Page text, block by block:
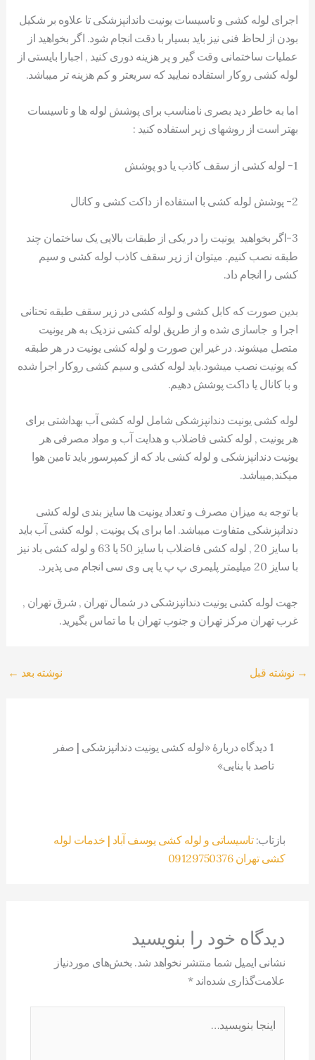
اجرای لوله کشی و تاسیسات یونیت داندانپزشکی تا علاوه بر شکیل
بودن از لحاظ فنی نیز باید بسیار با دقت انجام شود. اگر بخواهید از
عملیات ساختمانی وقت گیر و پر هزینه دوری کنید , اجبارا بایستی از
لوله کشی روکار استفاده نمایید که سریعتر و کم هزینه تر میباشد.
اما به خاطر دید بصری نامناسب برای پوشش لوله ها و تاسیسات
بهتر است از روشهای زیر استفاده کنید :
1- لوله کشی از سقف کاذب یا دو پوشش
2- پوشش لوله کشی با استفاده از داکت کشی و کانال
3-اگر بخواهید یونیت را در یکی از طبقات بالایی یک ساختمان چند
طبقه نصب کنیم. میتوان از زیر سقف کاذب لوله کشی و سیم
کشی را انجام داد.
بدین صورت که کابل کشی و لوله کشی در زیر سقف طبقه تحتانی
اجرا و جاسازی شده و از طریق لوله کشی نزدیک به هر یونیت
متصل میشوند. در غیر این صورت و لوله کشی یونیت در هر طبقه
که یونیت نصب میشود.باید لوله کشی و سیم کشی روکار اجرا شده
و با کانال یا داکت پوشش دهیم.
لوله کشی یونیت دندانپزشکی شامل لوله کشی آب بهداشتی برای
هر یونیت , لوله کشی فاضلاب و هدایت آب و مواد مصرفی هر
یونیت دندانپزشکی و لوله کشی باد که از کمپرسور باید تامین هوا
میکند,میباشد.
با توجه به میزان مصرف و تعداد یونیت ها سایز بندی لوله کشی
دندانپزشکی متفاوت میباشد. اما برای یک یونیت , لوله کشی آب باید
با سایز 20 , لوله کشی فاضلاب با سایز 50 یا 63 و لوله کشی باد نیز
با سایز 20 میلیمتر پلیمری پ پ یا پی وی سی انجام می پذیرد.
جهت لوله کشی یونیت دندانپزشکی در شمال تهران , شرق تهران ,
غرب تهران مرکز تهران و جنوب تهران با ما تماس بگیرید.
→ نوشته قبل نوشته بعد ←
1 دیدگاه دربارهٔ «لوله کشی یونیت دندانپزشکی | صفر
تاصد با بنایی»
بازتاب:تاسیساتی و لوله کشی یوسف آباد | خدمات لوله
کشی تهران 09129750376
دیدگاه‌ خود را بنویسید
نشانی ایمیل شما منتشر نخواهد شد. بخش‌های موردنیاز
علامت‌گذاری شده‌اند*
بنویسید…